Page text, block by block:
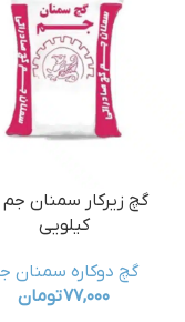
کیلویی
گچ دوکاره سمنان
۷۷,۰۰۰تومان